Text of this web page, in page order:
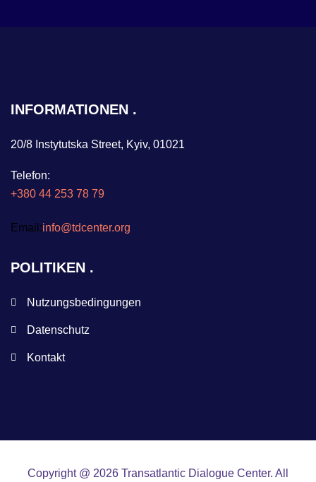
INFORMATIONEN
20/8 Instytutska Street, Kyiv, 01021
Telefon:
+380 44 253 78 79
Email:info@tdcenter.org
POLITIKEN
Nutzungsbedingungen
Datenschutz
Kontakt
Copyright @ 2026 Transatlantic Dialogue Center. All